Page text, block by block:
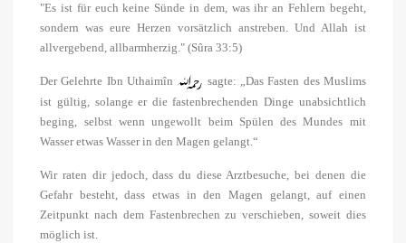
"Es ist für euch keine Sünde in dem, was ihr an Fehlern begeht,
sondern was eure Herzen vorsätzlich anstreben. Und Allah ist
allvergebend, allbarmherzig."(Sûra 33:5)
Der Gelehrte Ibn Uthaimîn
sagte: „Das Fasten des Muslims
ist gültig, solange er die fastenbrechenden Dinge unabsichtlich
beging, selbst wenn ungewollt beim Spülen des Mundes mit
Wasser etwas Wasser in den Magen gelangt.“
Wir raten dir jedoch, dass du diese Arztbesuche, bei denen die
Gefahr besteht, dass etwas in den Magen gelangt, auf einen
Zeitpunkt nach dem Fastenbrechen zu verschieben, soweit dies
möglich ist.